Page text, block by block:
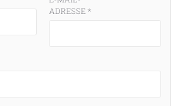
ADRESSE*